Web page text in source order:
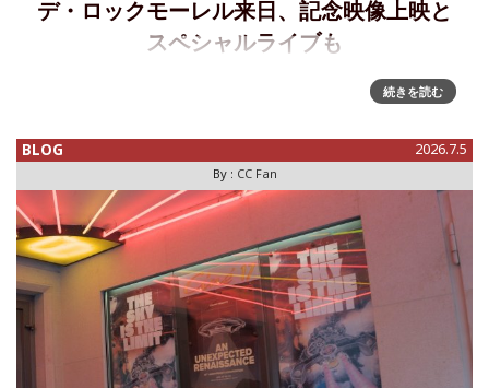
デ・ロックモーレル来日、記念映像上映と
スペシャルライブも
株式会社ノーブルスタイリングは、スイスの独立系時計ブラ
ンド「Czapek（チャペック）」の復活10周年を記念した特別
ウス「原宿クロコダイル」にて開催いたします。 当日は、
Czap
続きを読む
BLOG 2026.7.5
By : CC Fan